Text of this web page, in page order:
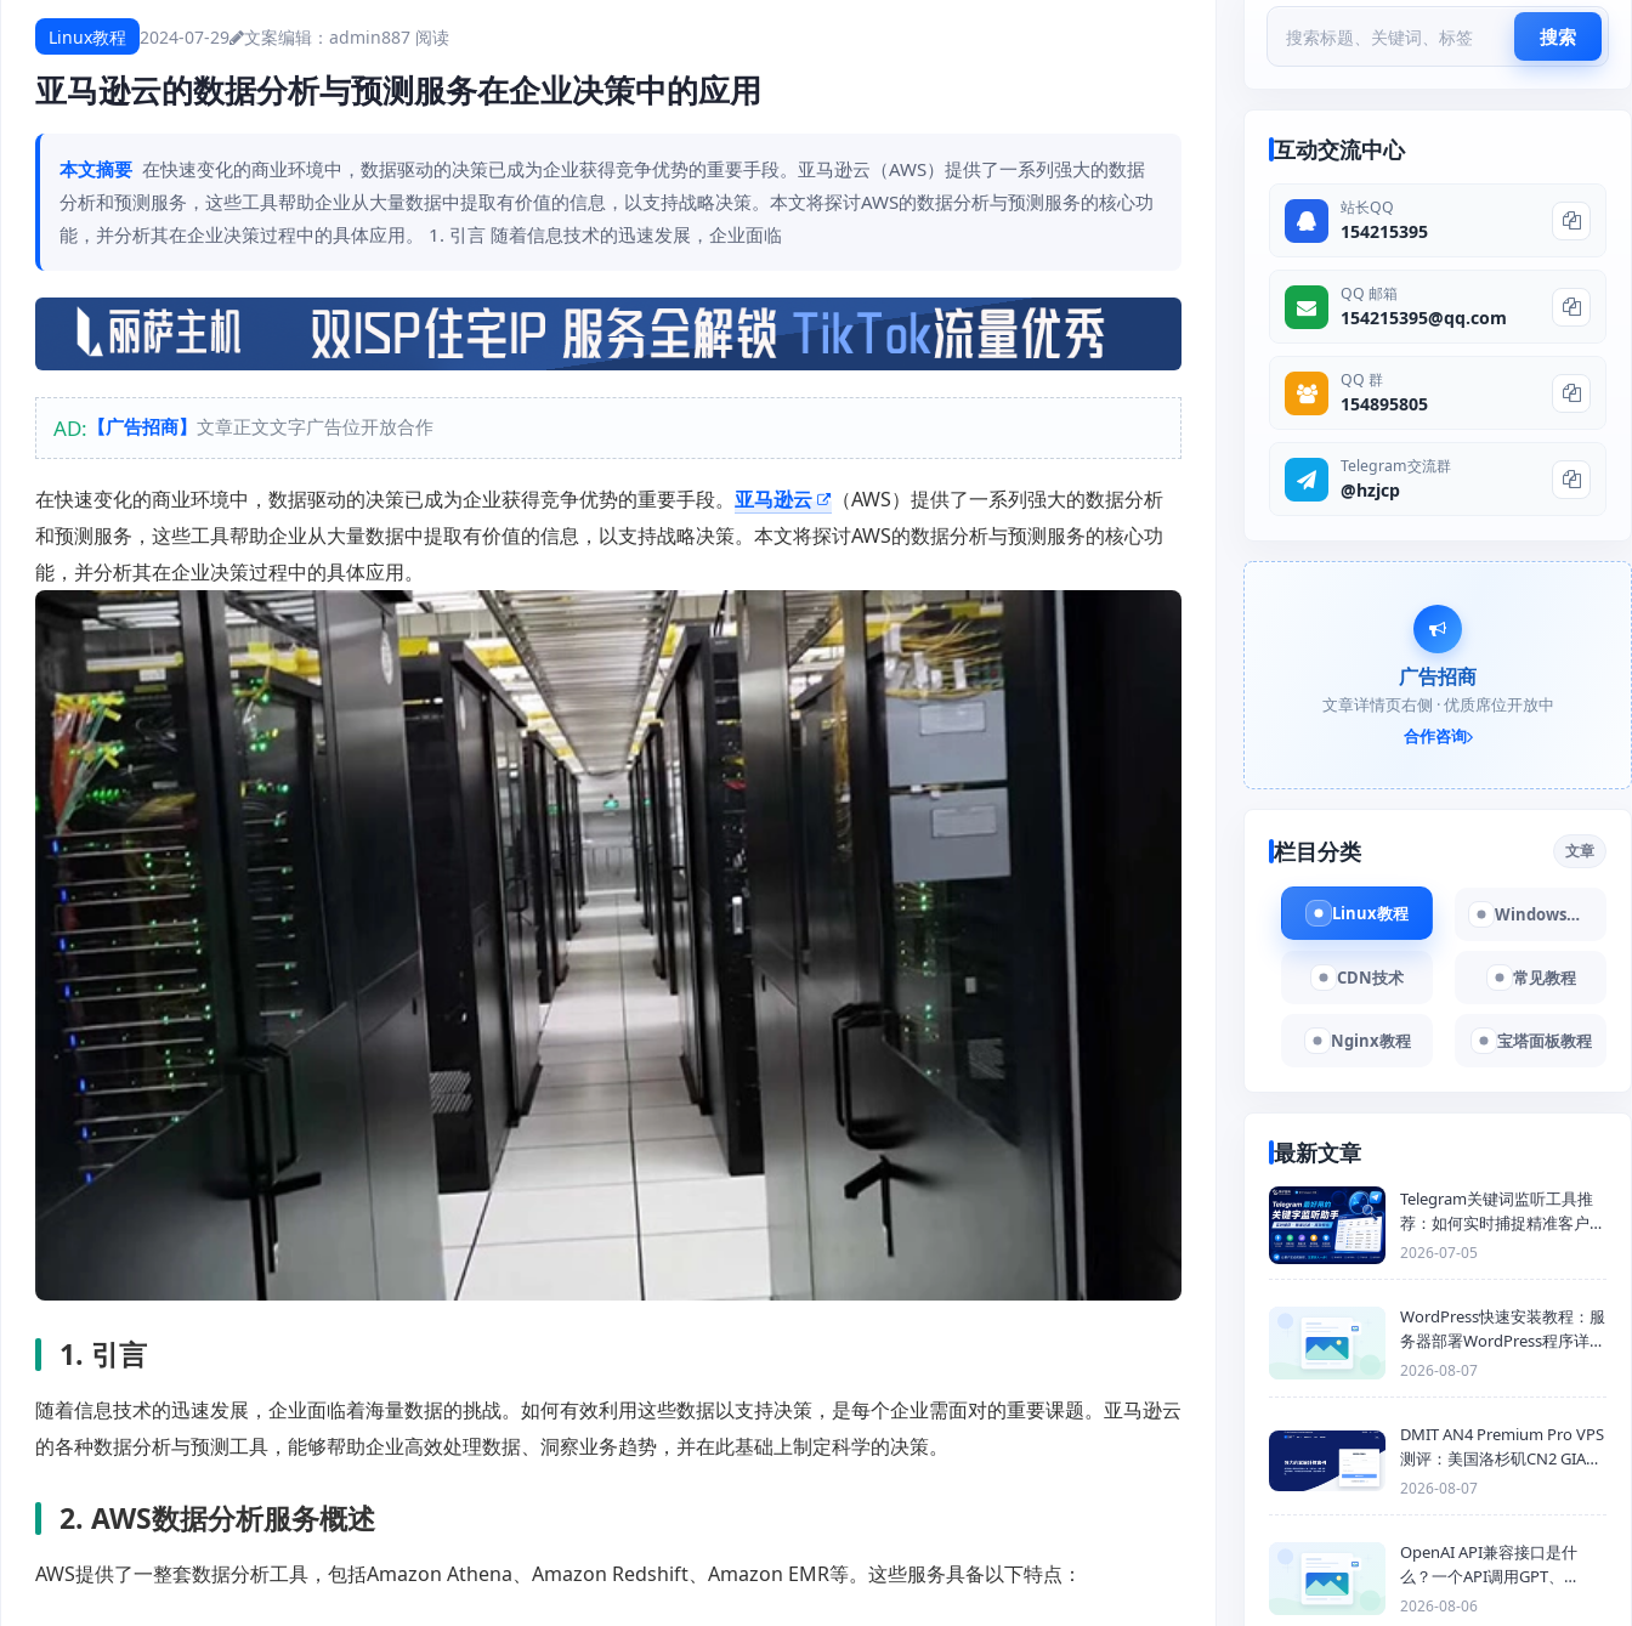
Linux教程 2024-07-29 文案编辑：admin887 阅读
亚马逊云的数据分析与预测服务在企业决策中的应用
本文摘要 在快速变化的商业环境中，数据驱动的决策已成为企业获得竞争优势的重要手段。亚马逊云（AWS）提供了一系列强大的数据
分析和预测服务，这些工具帮助企业从大量数据中提取有价值的信息，以支持战略决策。本文将探讨AWS的数据分析与预测服务的核心功
能，并分析其在企业决策过程中的具体应用。 1. 引言 随着信息技术的迅速发展，企业面临
AD: 【广告招商】 文章正文文字广告位开放合作
在快速变化的商业环境中，数据驱动的决策已成为企业获得竞争优势的重要手段。 亚马逊云
（AWS）提供了一系列强大的数据分析
和预测服务，这些工具帮助企业从大量数据中提取有价值的信息，以支持战略决策。本文将探讨AWS的数据分析与预测服务的核心功
能，并分析其在企业决策过程中的具体应用。
1. 引言
随着信息技术的迅速发展，企业面临着海量数据的挑战。如何有效利用这些数据以支持决策，是每个企业需面对的重要课题。亚马逊云
的各种数据分析与预测工具，能够帮助企业高效处理数据、洞察业务趋势，并在此基础上制定科学的决策。
2. AWS数据分析服务概述
AWS提供了一整套数据分析工具，包括Amazon Athena、Amazon Redshift、Amazon EMR等。这些服务具备以下特点：
搜索
互动交流中心
站长QQ
154215395
QQ 邮箱
154215395@qq.com
QQ 群
154895805
Telegram交流群
@hzjcp
广告招商
文章详情页右侧 · 优质席位开放中
合作咨询
栏目分类 文章
Linux教程 Windows教程
CDN技术 常见教程
Nginx教程 宝塔面板教程
最新文章
Telegram关键词监听工具推
荐：如何实时捕捉精准客户，
提高获客效率？
2026-07-05
WordPress快速安装教程：服
务器部署WordPress程序详细
步骤
2026-08-07
DMIT AN4 Premium Pro VPS
测评：美国洛杉矶CN2 GIA三
网优化线路性能测试
2026-08-07
OpenAI API兼容接口是什
么？一个API调用GPT、
Claude、Gemini、DeepSeek
2026-08-06